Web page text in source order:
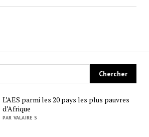
L’AES parmi les 20 pays les plus pauvres
d’Afrique
PAR VALAIRE S